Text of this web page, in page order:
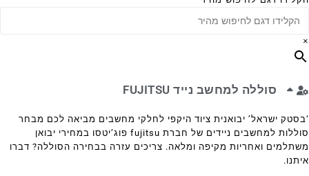
×
סוללה למחשב נייד FUJITSU
‘בסטק ישראל’ יבואנית ציוד היקפי לחלקי מחשבים מביאה לכם מבחר
סוללות למחשבים ניידים של חברת fujitsu פוג’יטסו במחירי יבואן
משתלמים ואחריות מקיפה ומלאה. צריכים עזרה בבחירה הסוללה? דברו
איתנו.